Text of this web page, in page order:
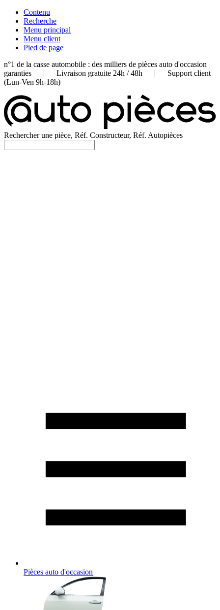
Contenu
Recherche
Menu principal
Menu client
Pied de page
n°1 de la casse automobile : des milliers de pièces auto d'occasion
garanties | Livraison gratuite 24h / 48h | Support client
(Lun-Ven 9h-18h)
Rechercher une pièce, Réf. Constructeur, Réf. Autopièces
Pièces auto d'occasion